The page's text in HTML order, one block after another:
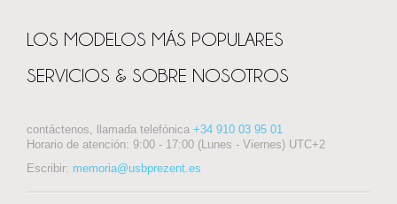
LOS MODELOS MÁS POPULARES
SERVICIOS & SOBRE NOSOTROS
contáctenos, llamada telefónica +34 910 03 95 01
Horario de atención: 9:00 - 17:00 (Lunes - Viernes) UTC+2
Escribir: memoria@usbprezent.es